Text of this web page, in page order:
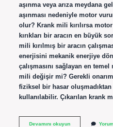
aşınma veya arıza meydana
aşınması nedeniyle motor
olur? Krank mili kırılırsa
kırıkları bir aracın en büyük
mili kırılmış bir aracın
enerjisini mekanik enerjiye
çalışmasını sağlayan en
mili değişir mi? Gerekli onarım
fiziksel bir hasar
kullanılabilir. Çıkarılan krank
Devamını okuyunKrank